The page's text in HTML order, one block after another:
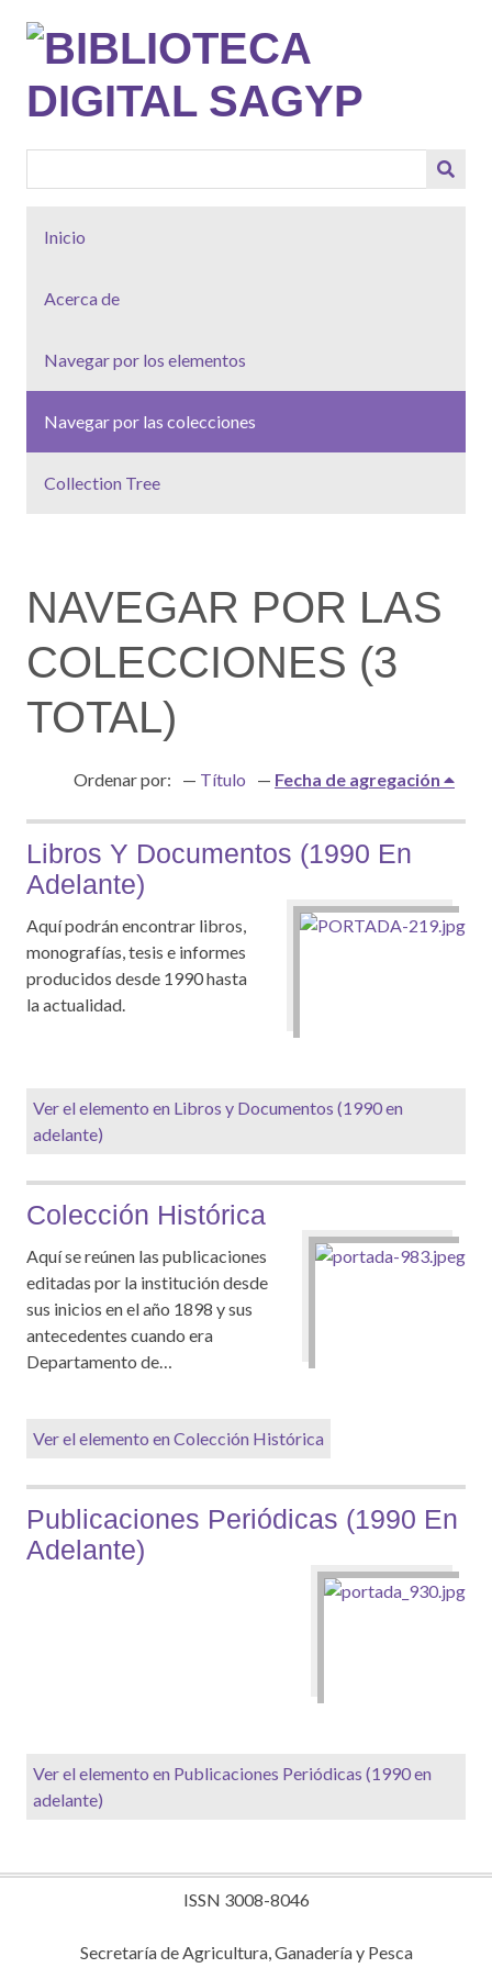
contenido
principal
Inicio
Acerca de
Navegar por los elementos
Navegar por las colecciones
Collection Tree
NAVEGAR POR LAS
COLECCIONES (3
TOTAL)
Ordenar por: Título Fecha de agregación
Libros Y Documentos (1990 En
Adelante)
Aquí podrán encontrar libros,
monografías, tesis e informes
producidos desde 1990 hasta
la actualidad.
Ver el elemento en Libros y Documentos (1990 en
adelante)
Colección Histórica
Aquí se reúnen las publicaciones
editadas por la institución desde
sus inicios en el año 1898 y sus
antecedentes cuando era
Departamento de…
Ver el elemento en Colección Histórica
Publicaciones Periódicas (1990 En
Adelante)
Ver el elemento en Publicaciones Periódicas (1990 en
adelante)
ISSN 3008-8046
Secretaría de Agricultura, Ganadería y Pesca